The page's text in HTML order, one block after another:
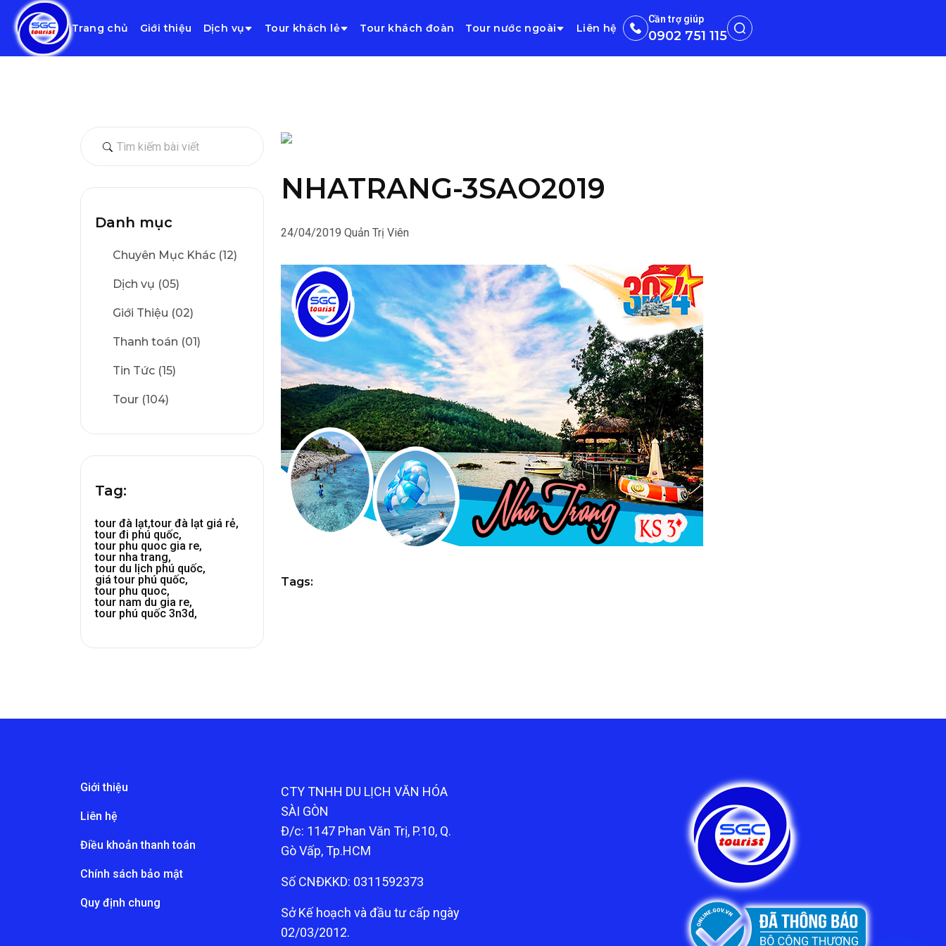
Trang chủ Giới thiệu Dịch vụ Tour khách lẻ Tour khách đoàn Tour nước ngoài Liên hệ
Cần trợ giúp
0902 751 115
Danh mục
Chuyên Mục Khác (12)
Dịch vụ (05)
Giới Thiệu (02)
Thanh toán (01)
Tin Tức (15)
Tour (104)
Tag:
tour đà lạt,tour đà lạt giá rẻ,
tour đi phú quốc,
tour phu quoc gia re,
tour nha trang,
tour du lịch phú quốc,
giá tour phú quốc,
tour phu quoc,
tour nam du gia re,
tour phú quốc 3n3d,
NHATRANG-3SAO2019
24/04/2019 Quản Trị Viên
Tags:
Giới thiệu
Liên hệ
Điều khoản thanh toán
Chính sách bảo mật
Quy định chung
CTY TNHH DU LỊCH VĂN HÓA
SÀI GÒN
Đ/c: 1147 Phan Văn Trị, P.10, Q.
Gò Vấp, Tp.HCM
Số CNĐKKD: 0311592373
Sở Kế hoạch và đầu tư cấp ngày
02/03/2012.